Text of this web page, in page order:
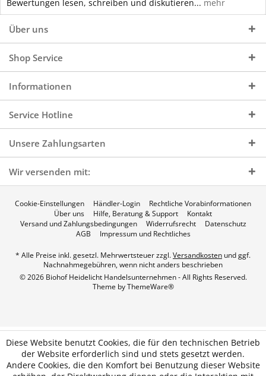
Bewertungen lesen, schreiben und diskutieren... mehr
Über uns
Shop Service
Informationen
Service Hotline
Unsere Zahlungsarten
Wir versenden mit:
Cookie-Einstellungen Händler-Login
Rechtliche Vorabinformationen
Über uns
Hilfe, Beratung & Support
Kontakt
Versand und Zahlungsbedingungen
Widerrufsrecht
Datenschutz
AGB
Impressum und Rechtliches
* Alle Preise inkl. gesetzl. Mehrwertsteuer zzgl.Versandkosten und ggf.
Nachnahmegebühren, wenn nicht anders beschrieben
© 2026 Biohof Heidelicht Handelsunternehmen - All Rights Reserved.
Theme byThemeWare®
Diese Website benutzt Cookies, die für den technischen Betrieb
der Website erforderlich sind und stets gesetzt werden.
Andere Cookies, die den Komfort bei Benutzung dieser Website